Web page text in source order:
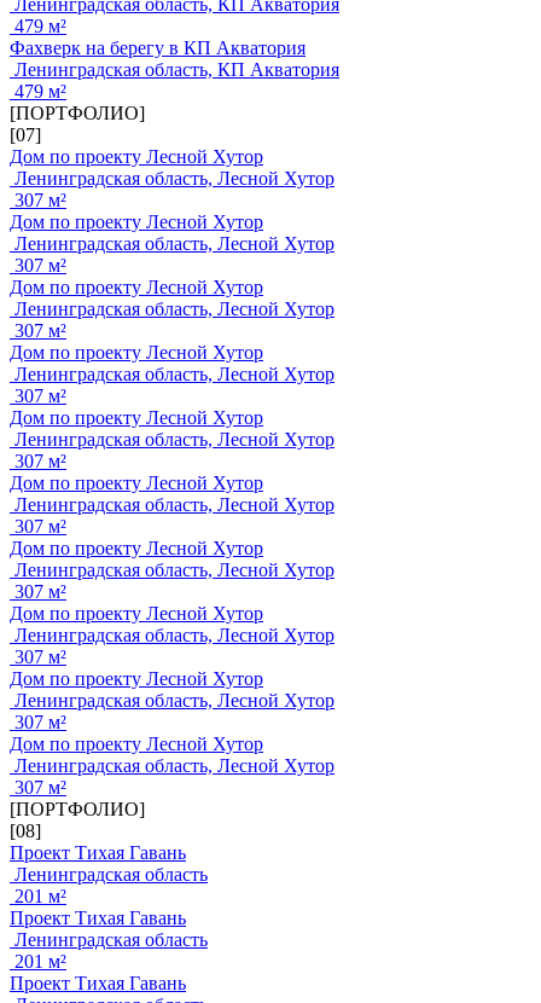
Ленинградская область, КП Акватория
479 м²
Фахверк на берегу в КП Акватория
Ленинградская область, КП Акватория
479 м²
[ПОРТФОЛИО]
[07]
Дом по проекту Лесной Хутор
Ленинградская область, Лесной Хутор
307 м²
Дом по проекту Лесной Хутор
Ленинградская область, Лесной Хутор
307 м²
Дом по проекту Лесной Хутор
Ленинградская область, Лесной Хутор
307 м²
Дом по проекту Лесной Хутор
Ленинградская область, Лесной Хутор
307 м²
Дом по проекту Лесной Хутор
Ленинградская область, Лесной Хутор
307 м²
Дом по проекту Лесной Хутор
Ленинградская область, Лесной Хутор
307 м²
Дом по проекту Лесной Хутор
Ленинградская область, Лесной Хутор
307 м²
Дом по проекту Лесной Хутор
Ленинградская область, Лесной Хутор
307 м²
Дом по проекту Лесной Хутор
Ленинградская область, Лесной Хутор
307 м²
Дом по проекту Лесной Хутор
Ленинградская область, Лесной Хутор
307 м²
[ПОРТФОЛИО]
[08]
Проект Тихая Гавань
Ленинградская область
201 м²
Проект Тихая Гавань
Ленинградская область
201 м²
Проект Тихая Гавань